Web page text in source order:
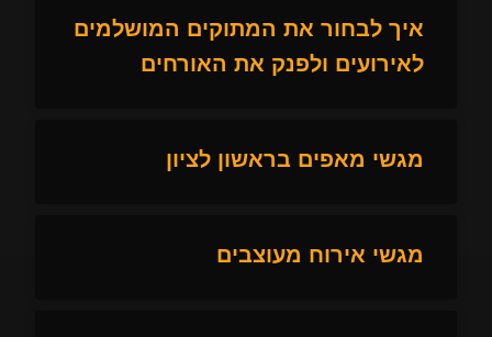
איך לבחור את המתוקים המושלמים
לאירועים ולפנק את האורחים
מגשי מאפים בראשון לציון
מגשי אירוח מעוצבים